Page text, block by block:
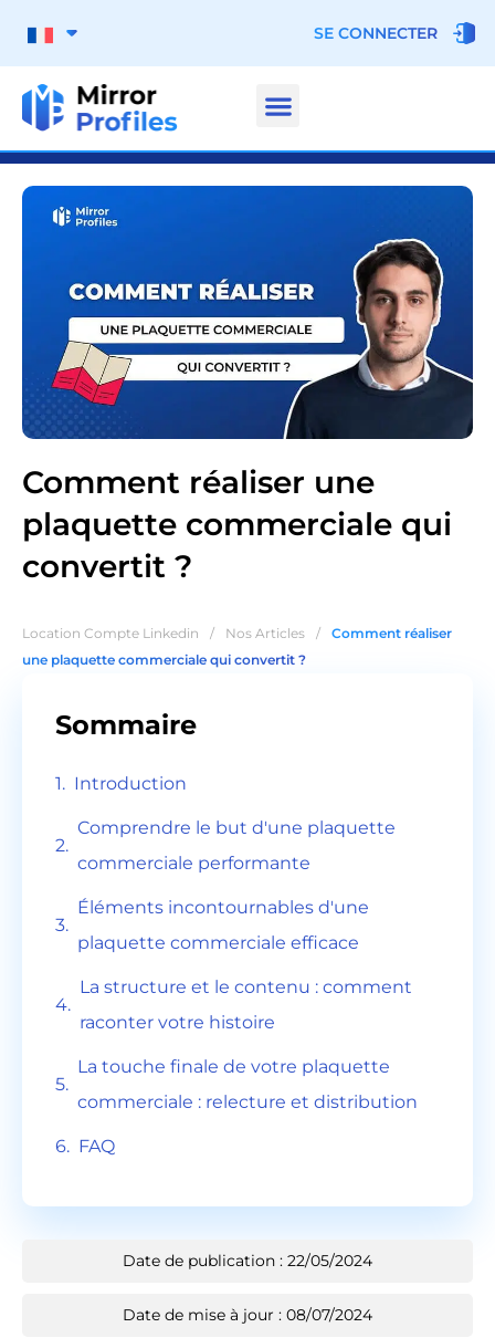
SE CONNECTER
Comment réaliser une
plaquette commerciale qui
convertit ?
Location Compte Linkedin / Nos Articles /
Comment réaliser
une plaquette commerciale qui convertit ?
Sommaire
Introduction
Comprendre le but d'une plaquette
commerciale performante
Éléments incontournables d'une
plaquette commerciale efficace
La structure et le contenu : comment
raconter votre histoire
La touche finale de votre plaquette
commerciale : relecture et distribution
FAQ
Date de publication : 22/05/2024
Date de mise à jour : 08/07/2024